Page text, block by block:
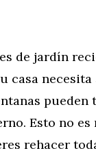
de jardín
casa
pueden
Esto no es
rehacer